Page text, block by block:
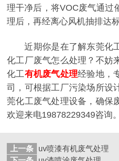
理干净后，将VOC废气通过
理后，再经离心风机抽排达标
近期你是在了解东莞化
化工厂废气怎么处理？不妨
化工有机废气处理经验地，
司，可根据工厂污染场所设
莞化工废气处理设备，确保
欢迎来电19878229349咨询。
上一条
uv喷漆有机废气处理